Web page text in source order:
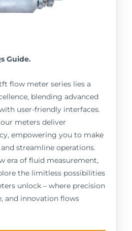
Guide.
flow meter series lies a
blending advanced
user-friendly interfaces.
meters deliver
empowering you to make
streamline operations.
era of fluid measurement,
the limitless possibilities
unlock – where precision
and innovation flows